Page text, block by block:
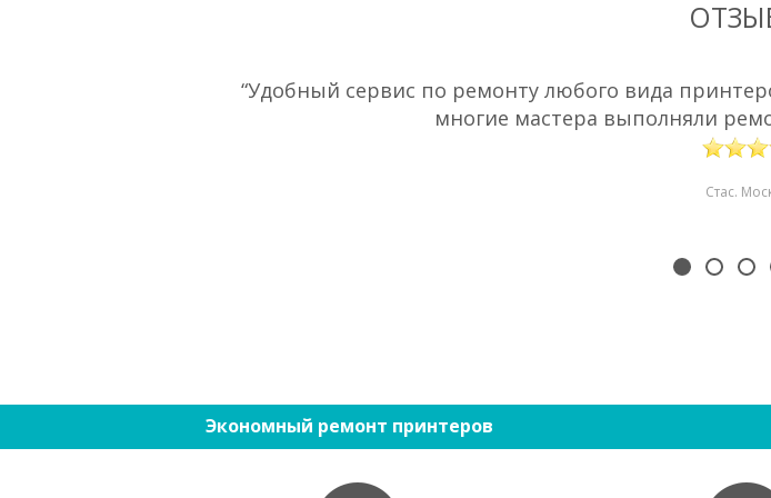
“Удобный сервис по ремонту любого вида
многие мастера выполняли
Стас.
Экономный ремонт принтеров